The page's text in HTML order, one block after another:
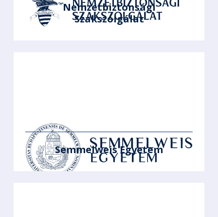
Nemzetbiztonsági
Szakszolgálat
Semmelweis Egyetem